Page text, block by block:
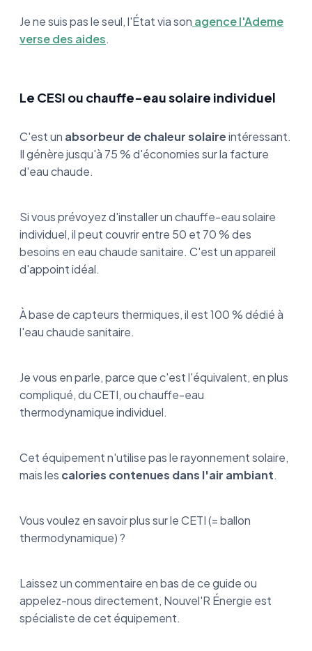
Je ne suis pas le seul, l'État via son agence l'Ademe
verse des aides.
Le CESI ou chauffe-eau solaire individuel
C'est un absorbeur de chaleur solaireintéressant.
Il génère jusqu'à 75 % d'économies sur la facture
d'eau chaude.
Si vous prévoyez d'installer un chauffe-eau solaire
individuel, il peut couvrir entre 50 et 70 % des
besoins en eau chaude sanitaire. C'est un appareil
d'appoint idéal.
À base de capteurs thermiques, il est 100 % dédié à
l'eau chaude sanitaire.
Je vous en parle, parce que c'est l'équivalent, en plus
compliqué, du CETI, ou chauffe-eau
thermodynamique individuel.
Cet équipement n'utilise pas le rayonnement solaire,
mais les calories contenues dans l'air ambiant.
Vous voulez en savoir plus sur le CETI (= ballon
thermodynamique) ?
Laissez un commentaire en bas de ce guide ou
appelez-nous directement, Nouvel'R Énergie est
spécialiste de cet équipement.